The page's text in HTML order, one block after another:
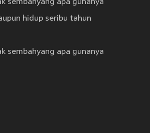
sembahyang apa gunanya
hidup seribu tahun
sembahyang apa gunanya